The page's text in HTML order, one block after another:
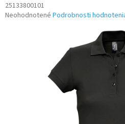
25133800101
Priemerné
Neohodnotené Podrobnosti